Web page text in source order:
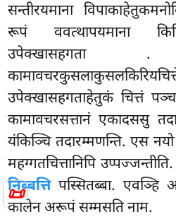
📜
सन्तीरयमाना
रूपं ववत्थापयमाना
उपेक्खासहगता .
उपेक्खासहगताहेतुकं चित्तं
कामावचरसत्तानं एकादससु
यंकिञ्चि तदारम्मणन्ति. एस नयो
महग्गतचित्तानिपि
निब्बत्तिपस्सितब्बा. एवञ्हि
कालेन अरूपं सम्मसति नाम.